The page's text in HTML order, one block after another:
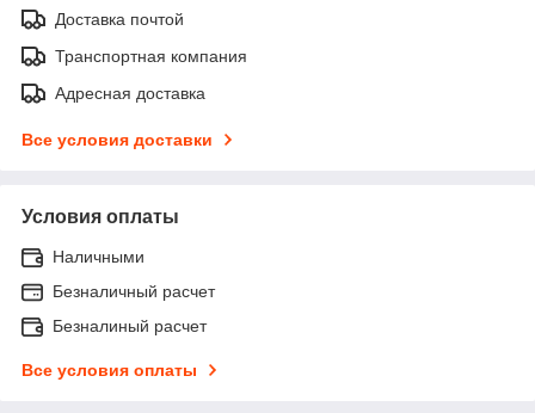
Доставка почтой
Транспортная компания
Адресная доставка
Все условия доставки
Условия оплаты
Наличными
Безналичный расчет
Безналиный расчет
Все условия оплаты